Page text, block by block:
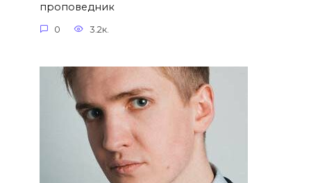
проповедник
0 3.2к.